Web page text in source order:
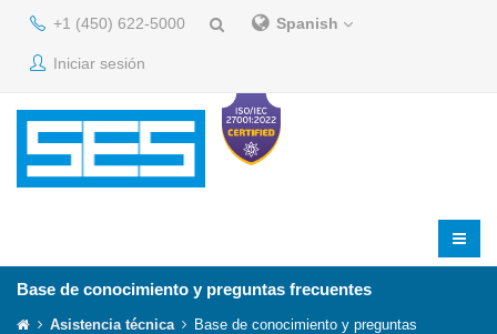
+1 (450) 622-5000 Spanish
Iniciar sesión
Base de conocimiento y preguntas frecuentes
Asistencia técnica
Base de conocimiento y preguntas